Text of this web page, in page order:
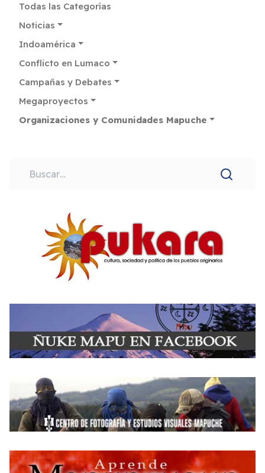
Todas las Categorías
Noticias
Indoamérica
Conflicto en Lumaco
Campañas y Debates
Megaproyectos
Organizaciones y Comunidades Mapuche